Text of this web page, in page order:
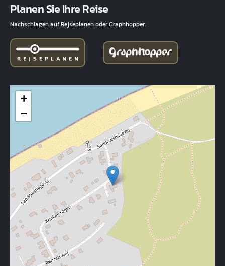
Planen Sie Ihre Reise
Nachschlagen auf Rejseplanen oder Graphhopper.
+
−